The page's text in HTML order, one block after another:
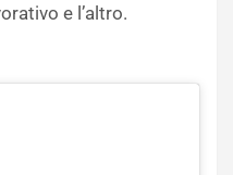
e l’altro.